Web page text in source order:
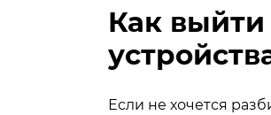
Как выйти
Если не хочется